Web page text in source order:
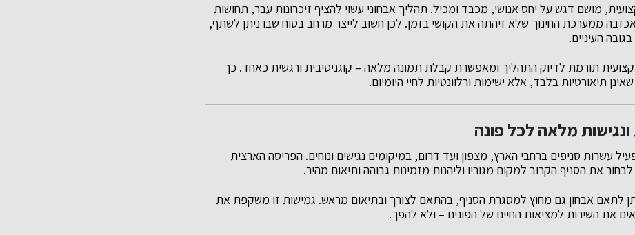
מושם דגש על יחס אנושי, מכבד ומכיל. תהליך אבחוני עשוי להציף זיכרונות עבר, תחושות
ממערכת החינוך שלא זיהתה את הקושי בזמן. לכן חשוב לייצר מרחב בטוח שבו ניתן לשתף,
העיניים.
תורמת לדיוק התהליך ומאפשרת קבלת תמונה מלאה – קוגניטיבית ורגשית כאחד. כך
תיאורטיות בלבד, אלא ישימות ורלוונטיות לחיי היומיום.
מלאה לכל פונה
עשרות סניפים ברחבי הארץ, מצפון ועד דרום, במיקומים נגישים ונוחים. הפריסה הארצית
את הסניף הקרוב למקום מגוריו וליהנות מזמינות גבוהה ותיאום מהיר.
לתאם אבחון גם מחוץ למסגרת הסניף, בהתאם לצורך ובתיאום מראש. גמישות זו משקפת את
את השירות למציאות החיים של הפונים – ולא להפך.